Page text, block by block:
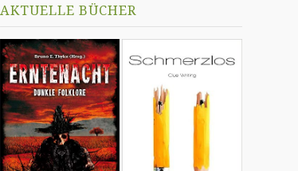
AKTUELLE BÜCHER